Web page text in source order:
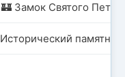
🏰 Замок Святого Петра
Исторический памятник